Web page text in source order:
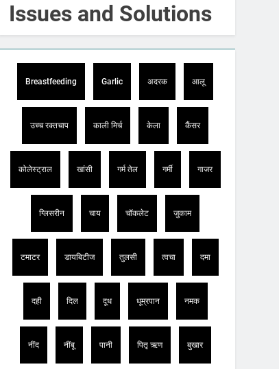
Issues and Solutions
Breastfeeding Garlic अदरक आलू
उच्च रक्तचाप काली मिर्च केला कैंसर
कोलेस्ट्राल खांसी गर्म तेल गर्मी गाजर
ग्लिसरीन चाय चॉकलेट जुकाम
टमाटर डायबिटीज तुलसी त्वचा दमा
दही दिल दूध धूम्रपान नमक
नींद नींबू पानी पितृ ऋण बुखार